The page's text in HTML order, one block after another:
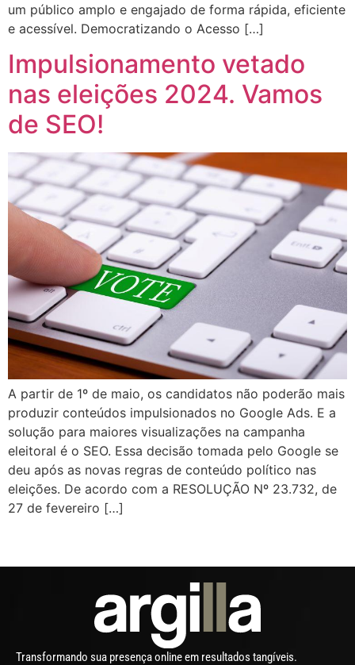
um público amplo e engajado de forma rápida, eficiente
e acessível. Democratizando o Acesso […]
Impulsionamento vetado
nas eleições 2024. Vamos
de SEO!
A partir de 1º de maio, os candidatos não poderão mais
produzir conteúdos impulsionados no Google Ads. E a
solução para maiores visualizações na campanha
eleitoral é o SEO. Essa decisão tomada pelo Google se
deu após as novas regras de conteúdo político nas
eleições. De acordo com a RESOLUÇÃO Nº 23.732, de
27 de fevereiro […]
Transformando sua presença online em resultados tangíveis.